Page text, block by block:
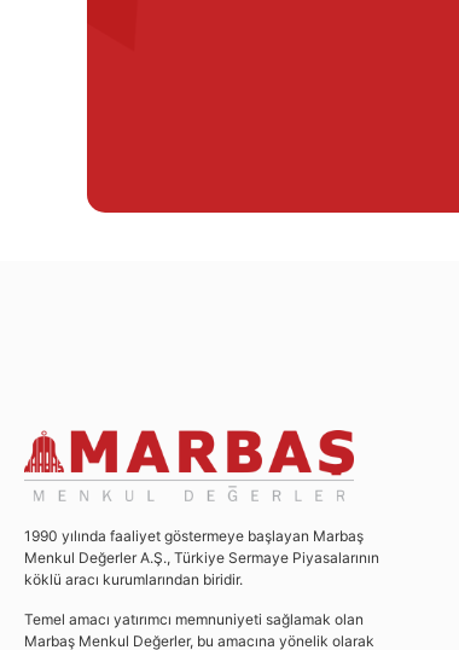
1990 yılında faaliyet göstermeye başlayan Marbaş
Menkul Değerler A.Ş., Türkiye Sermaye Piyasalarının
köklü aracı kurumlarından biridir.
Temel amacı yatırımcı memnuniyeti sağlamak olan
Marbaş Menkul Değerler, bu amacına yönelik olarak